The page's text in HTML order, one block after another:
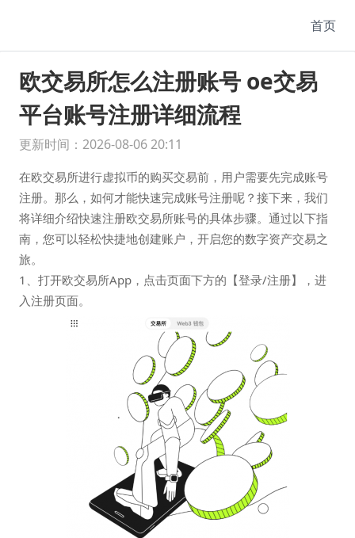
首页
欧交易所怎么注册账号 oe交易
平台账号注册详细流程
更新时间：2026-08-06 20:11
在欧交易所进行虚拟币的购买交易前，用户需要先完成账号
注册。那么，如何才能快速完成账号注册呢？接下来，我们
将详细介绍快速注册欧交易所账号的具体步骤。通过以下指
南，您可以轻松快捷地创建账户，开启您的数字资产交易之
旅。
1、打开欧交易所App，点击页面下方的【登录/注册】，进
入注册页面。